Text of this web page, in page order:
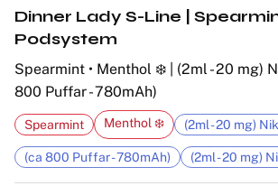
Dinner Lady S-Line |
Podsystem
Spearmint • Menthol ❄️ | (2ml - 20 mg)
800 Puffar - 780mAh)
Spearmint Menthol ❄️ (2ml - 20 mg)
(ca 800 Puffar - 780mAh) (2ml - 20 mg)